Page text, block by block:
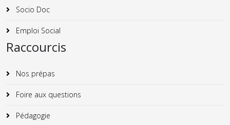
Socio Doc
Emploi Social
Raccourcis
Nos prépas
Foire aux questions
Pédagogie